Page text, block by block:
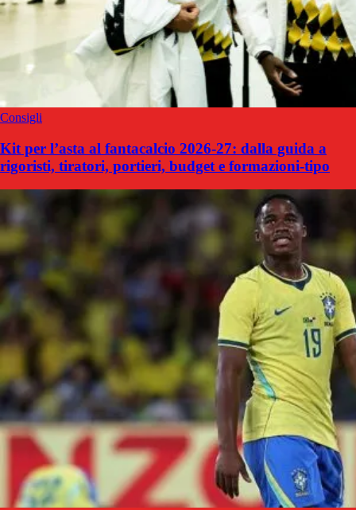
Consigli
Kit per l’asta al fantacalcio 2026-27: dalla guida a
rigoristi, tiratori, portieri, budget e formazioni-tipo